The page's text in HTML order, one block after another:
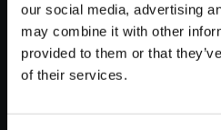
our social media, advertising
may combine it with other
provided to them or that
of their services.
【単曲
ginal
MC5